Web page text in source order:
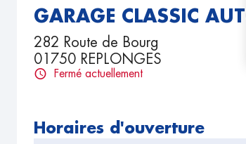
GARAGE CLASSIC
282 Route de Bourg
01750 REPLONGES
Fermé actuellement
Horaires d'ouverture